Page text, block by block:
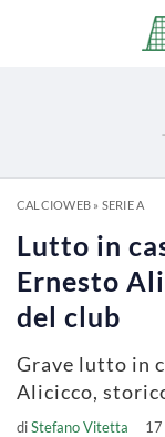
CALCIOWEB» SERIE A
Lutto in
Ernesto
del club
Grave lutto in
Alicicco,
diStefano Vitetta